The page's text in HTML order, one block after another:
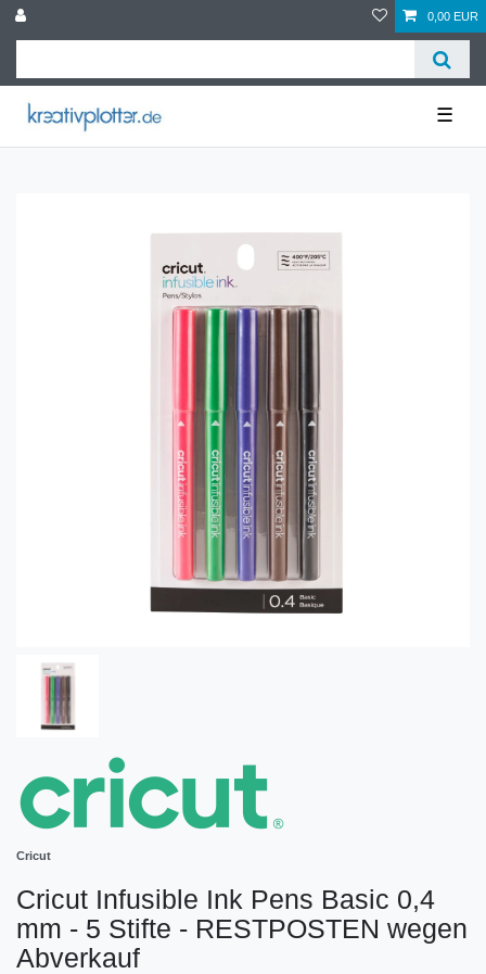
0,00 EUR
☰
Cricut
Cricut Infusible Ink Pens Basic 0,4
mm - 5 Stifte - RESTPOSTEN wegen
Abverkauf